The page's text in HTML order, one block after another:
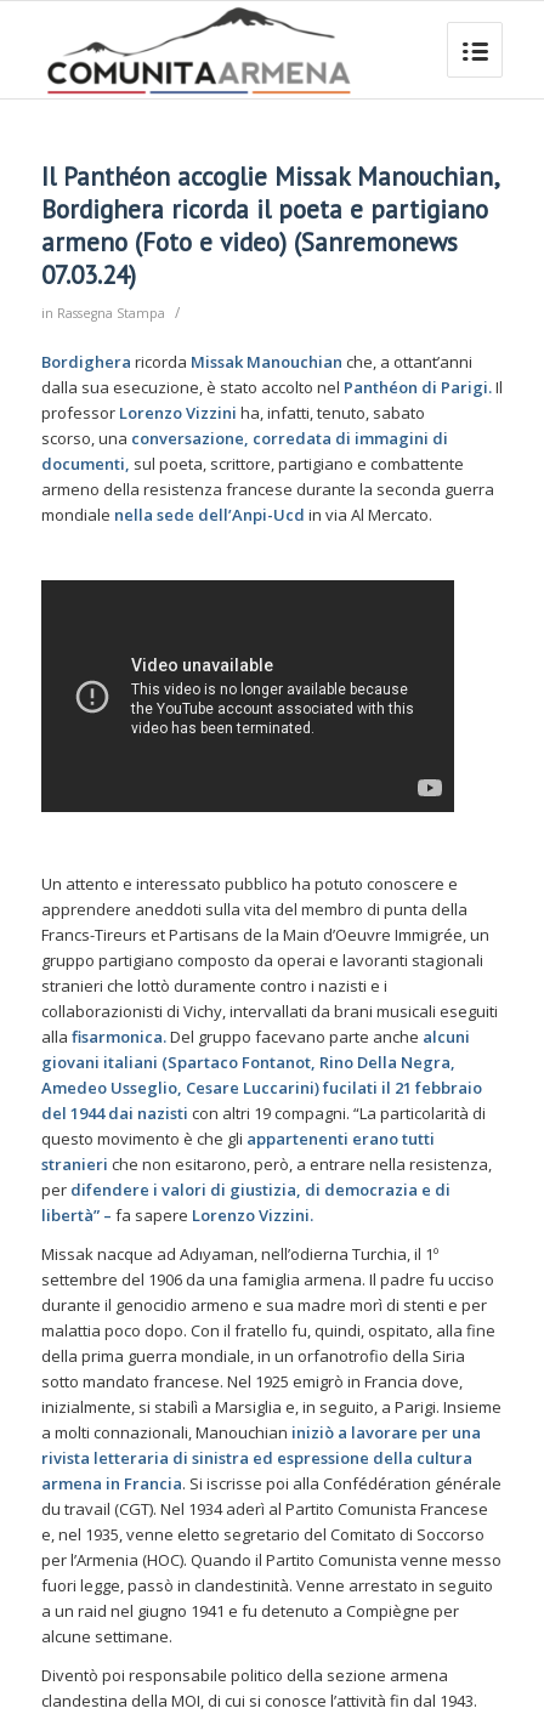
Il Panthéon accoglie Missak Manouchian,
Bordighera ricorda il poeta e partigiano
armeno (Foto e video) (Sanremonews
07.03.24)
in Rassegna Stampa /
Bordighera ricorda Missak Manouchian che, a ottant’anni
dalla sua esecuzione, è stato accolto nel Panthéon di Parigi.Il
professorLorenzo Vizzini ha, infatti, tenuto, sabato
scorso, una conversazione, corredata di immagini di
documenti, sul poeta, scrittore, partigiano e combattente
armeno della resistenza francese durante la seconda guerra
mondiale nella sede dell’Anpi-Ucd in via Al Mercato.
Un attento e interessato pubblico ha potuto conoscere e
apprendere aneddoti sulla vita del membro di punta della
Francs-Tireurs et Partisans de la Main d’Oeuvre Immigrée, un
gruppo partigiano composto da operai e lavoranti stagionali
stranieri che lottò duramente contro i nazisti e i
collaborazionisti di Vichy, intervallati da brani musicali eseguiti
alla fisarmonica.Del gruppo facevano parte anche alcuni
giovani italiani (Spartaco Fontanot, Rino Della Negra,
Amedeo Usseglio, Cesare Luccarini) fucilati il 21 febbraio
del 1944 dai nazisti con altri 19 compagni. “La particolarità di
questo movimento è che gli appartenenti erano tutti
stranieri che non esitarono, però, a entrare nella resistenza,
per difendere i valori di giustizia, di democrazia e di
libertà”– fa sapere Lorenzo Vizzini.
Missak nacque ad Adıyaman, nell’odierna Turchia, il 1º
settembre del 1906 da una famiglia armena. Il padre fu ucciso
durante il genocidio armeno e sua madre morì di stenti e per
malattia poco dopo. Con il fratello fu, quindi, ospitato, alla fine
della prima guerra mondiale, in un orfanotrofio della Siria
sotto mandato francese. Nel 1925 emigrò in Francia dove,
inizialmente, si stabilì a Marsiglia e, in seguito, a Parigi. Insieme
a molti connazionali, Manouchian iniziò a lavorare per una
rivista letteraria di sinistra ed espressione della cultura
armena in Francia. Si iscrisse poi alla Confédération générale
du travail (CGT). Nel 1934 aderì al Partito Comunista Francese
e, nel 1935, venne eletto segretario del Comitato di Soccorso
per l’Armenia (HOC). Quando il Partito Comunista venne messo
fuori legge, passò in clandestinità. Venne arrestato in seguito
a un raid nel giugno 1941 e fu detenuto a Compiègne per
alcune settimane.
Diventò poi responsabile politico della sezione armena
clandestina della MOI, di cui si conosce l’attività fin dal 1943.